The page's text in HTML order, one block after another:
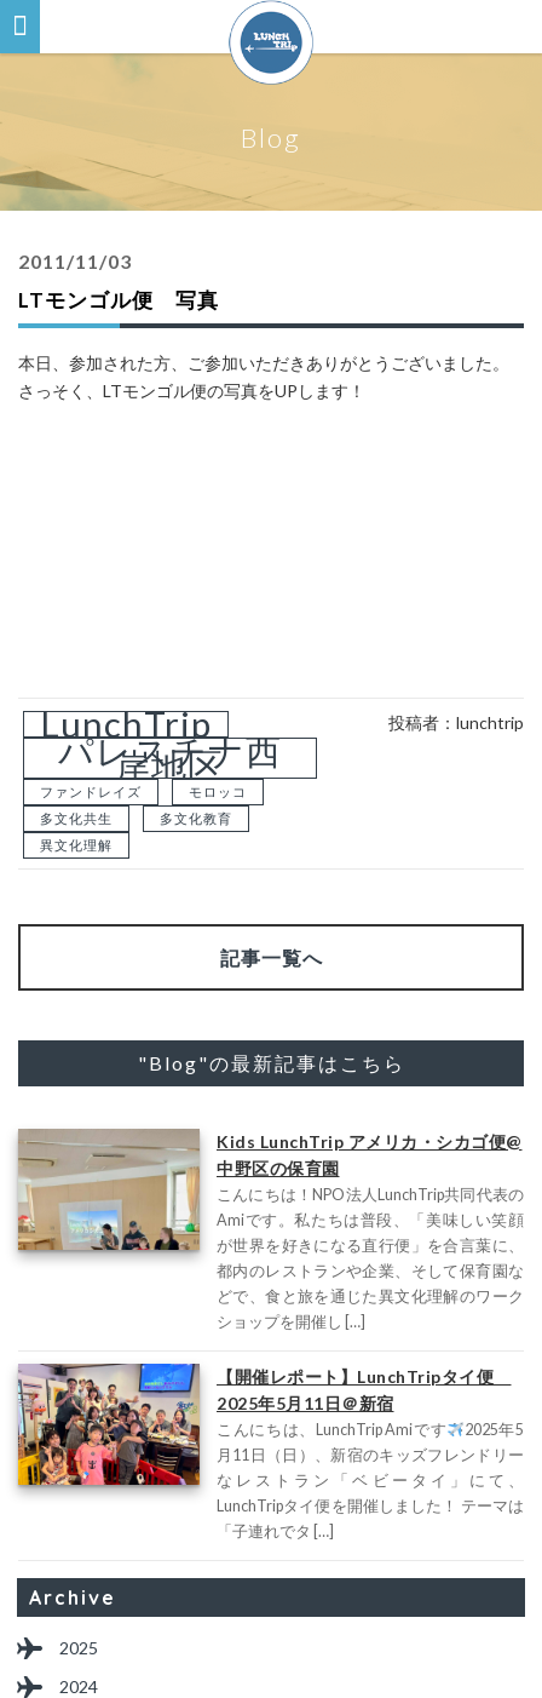
Blog
2011/11/03
LTモンゴル便 写真
本日、参加された方、ご参加いただきありがとうございました。
さっそく、LTモンゴル便の写真をUPします！
LunchTrip
パレスチナ西
岸地区
ファンドレイズ
モロッコ
多文化共生
多文化教育
異文化理解
投稿者：lunchtrip
記事一覧へ
"Blog"の最新記事はこちら
Kids LunchTrip アメリカ・シカゴ便@
中野区の保育園
こんにちは！NPO法人LunchTrip共同代表の
Amiです。私たちは普段、「美味しい笑顔
が世界を好きになる直行便」を合言葉に、
都内のレストランや企業、そして保育園な
どで、食と旅を通じた異文化理解のワーク
ショップを開催し […]
【開催レポート】LunchTripタイ便
2025年5月11日＠新宿
こんにちは、LunchTrip Amiです
2025年5
月11日（日）、新宿のキッズフレンドリー
なレストラン「ベビータイ」にて、
LunchTripタイ便を開催しました！ テーマは
「子連れでタ […]
Archive
2025
2024